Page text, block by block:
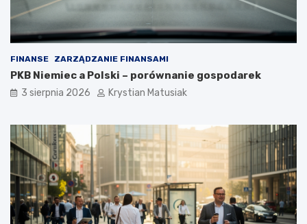
FINANSE ZARZĄDZANIE FINANSAMI
PKB Niemiec a Polski – porównanie gospodarek
3 sierpnia 2026 Krystian Matusiak